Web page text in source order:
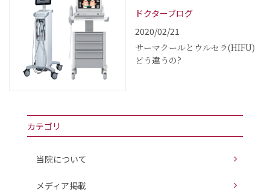
ドクターブログ
2020/02/21
サーマクールとウルセラ(HIFU)
どう違うの?
カテゴリ
当院について
メディア掲載